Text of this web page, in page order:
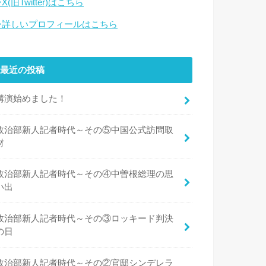
旧Twitter)はこちら
しいプロフィールはこちら
最近の投稿
演始めました！
治部新人記者時代～その⑤中国公式訪問取
治部新人記者時代～その④中曽根総理の思
出
治部新人記者時代～その③ロッキード判決
日
治部新人記者時代～その②官邸シンデレラ